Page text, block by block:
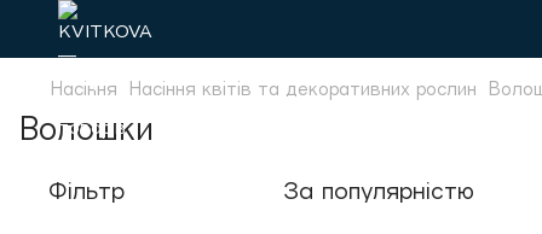
Насіння Насіння квітів та декоративних рослин
Волошки
Фільтр За популярністю